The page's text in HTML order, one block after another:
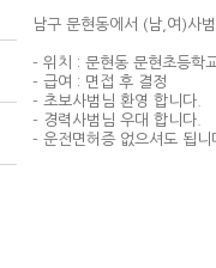
남구 문현동에서 (남,여)사
- 위치 : 문현동 문현초등학
- 급여 : 면접 후 결정
- 초보사범님 환영 합니다.
- 경력사범님 우대 합니다.
- 운전면허증 없으셔도 됩니